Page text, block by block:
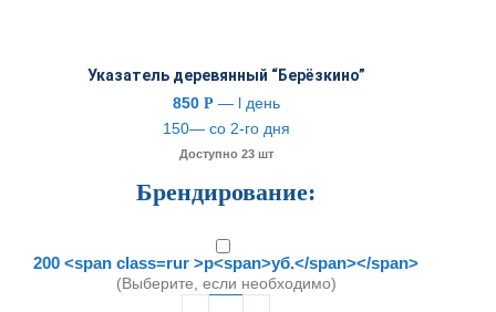
Указатель деревянный “Берёзкино”
850 Р — l день
150— со 2-го дня
Доступно 23 шт
Брендирование:
200 <span class=rur >р<span>уб.</span></span>
(Выберите, если необходимо)